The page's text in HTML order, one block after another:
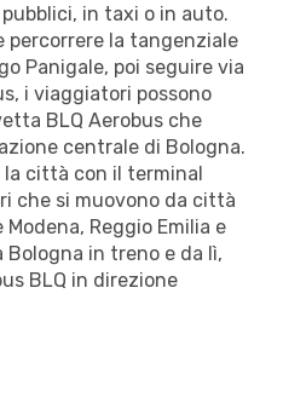
in taxi o in auto.
percorrere la tangenziale
Panigale, poi seguire via
i viaggiatori possono
BLQ Aerobus che
centrale di Bologna.
città con il terminal
che si muovono da città
Reggio Emilia e
Bologna in treno e da lì,
BLQ in direzione